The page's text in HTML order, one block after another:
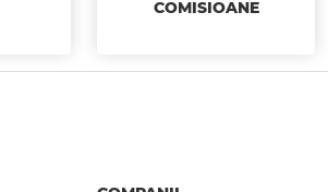
COMISIOANE